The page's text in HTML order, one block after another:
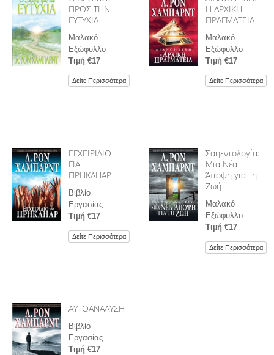
ΠΡΟΣ ΤΗΝ
ΕΥΤΥΧΙΑ
Μαλακό
Εξώφυλλο
Τιµή €17
Δείτε Περισσότερα
Η ΑΡΧΙΚΗ
ΠΡΑΓΜΑΤΕΙΑ
Μαλακό
Εξώφυλλο
Τιµή €17
Δείτε Περισσότερα
ΕΓΧΕΙΡΙΔΙΟ
ΓΙΑ
ΠΡΗΚΛΗΑΡ
Βιβλίο
Εργασίας
Τιµή €17
Δείτε Περισσότερα
Σαηεντολογία:
Μια Νέα
Άποψη για τη
Ζωή
Μαλακό
Εξώφυλλο
Τιµή €17
Δείτε Περισσότερα
ΑΥΤΟΑΝΑΛΥΣΗ
Βιβλίο
Εργασίας
Τιµή €17